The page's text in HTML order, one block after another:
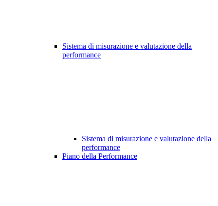
Sistema di misurazione e valutazione della
performance
Sistema di misurazione e valutazione della
performance
Piano della Performance